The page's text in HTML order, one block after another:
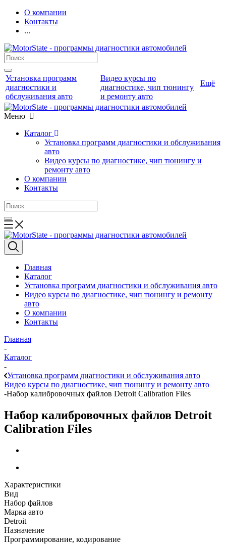
О компании
Контакты
...
Установка программ
диагностики и
обслуживания авто
Видео курсы по
диагностике, чип тюнингу
и ремонту авто
Ещё
Меню
Каталог
Установка программ диагностики и обслуживания
авто
Видео курсы по диагностике, чип тюнингу и
ремонту авто
О компании
Контакты
Главная
Каталог
Установка программ диагностики и обслуживания авто
Видео курсы по диагностике, чип тюнингу и ремонту
авто
О компании
Контакты
Главная
-
Каталог
-
Установка программ диагностики и обслуживания авто
Видео курсы по диагностике, чип тюнингу и ремонту авто
-Набор калибровочных файлов Detroit Calibration Files
Набор калибровочных файлов Detroit
Calibration Files
Характеристики
Вид
Набор файлов
Марка авто
Detroit
Назначение
Программирование, кодирование